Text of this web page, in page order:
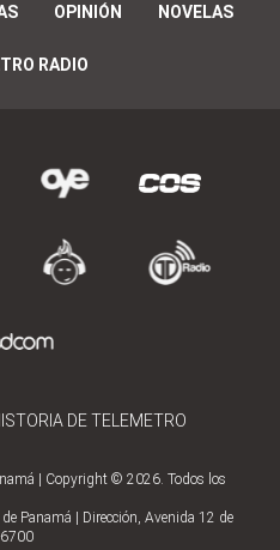
OPINIÓN NOVELAS
RADIO
DE TELEMETRO
| Copyright © 2026. Todos los
Panamá | Dirección, Avenida 12 de